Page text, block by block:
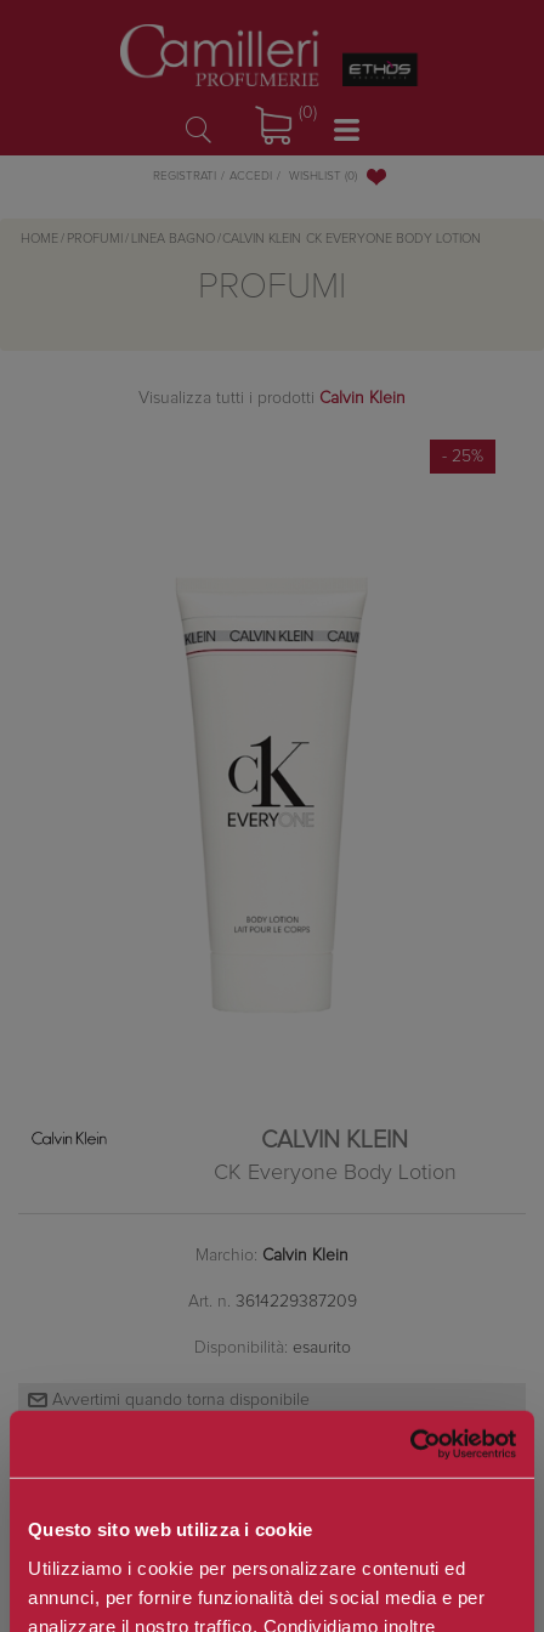
Questo sito web utilizza i cookie
Utilizziamo i cookie per personalizzare contenuti ed
annunci, per fornire funzionalità dei social media e per
analizzare il nostro traffico. Condividiamo inoltre
(0)
REGISTRATI ACCEDI WISHLIST (0)
HOME / PROFUMI / LINEA BAGNO / CALVIN KLEIN CK EVERYONE BODY LOTION
PROFUMI
Visualizza tutti i prodotti Calvin Klein
- 25%
CALVIN KLEIN
CK Everyone Body Lotion
Marchio: Calvin Klein
Art. n. 3614229387209
Disponibilità: esaurito
Prezzo: €31,20
Prezzo scontato: €23,40